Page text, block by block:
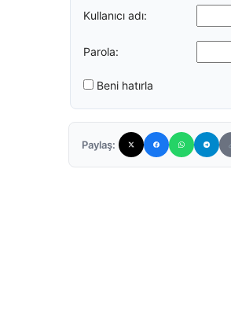
Kullanıcı adı:
Parola:
Beni hatırla
Paylaş: